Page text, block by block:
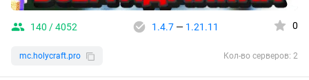
140 / 4052 1.4.7— 1.21.11 0
mc.holycraft.pro Кол-во серверов: 2